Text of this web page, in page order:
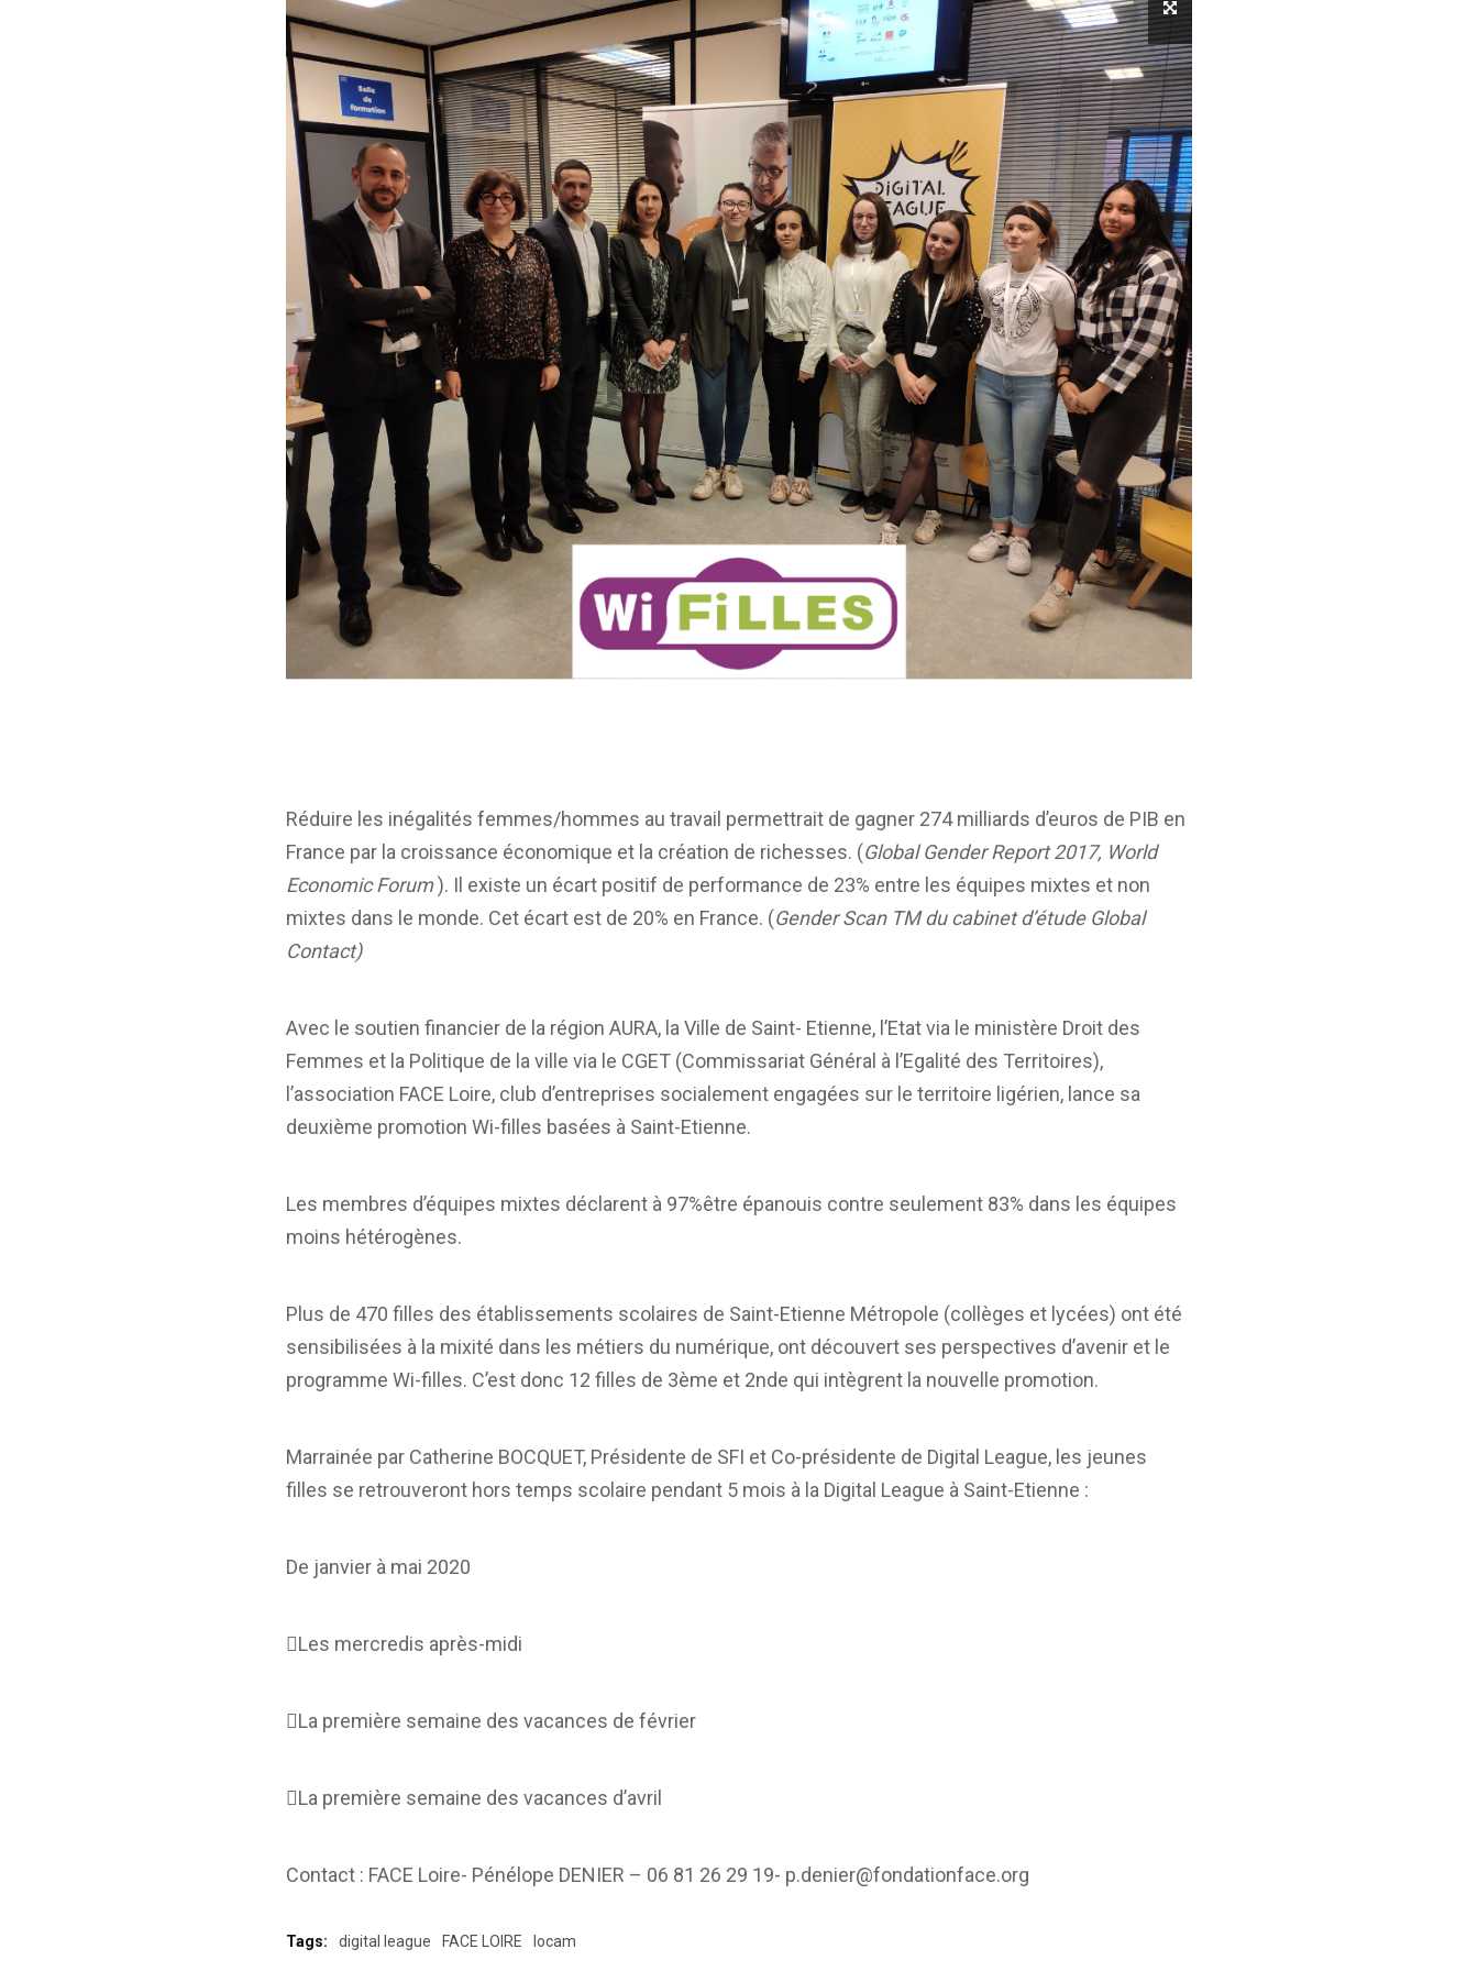
Réduire les inégalités femmes/hommes au travail permettrait de gagner 274 milliards d’euros de PIB en
France par la croissance économique et la création de richesses. (Global Gender Report 2017, World
Economic Forum). Il existe un écart positif de performance de 23% entre les équipes mixtes et non
mixtes dans le monde. Cet écart est de 20% en France. (Gender Scan TM du cabinet d’étude Global
Contact)
Avec le soutien financier de la région AURA, la Ville de Saint- Etienne, l’Etat via le ministère Droit des
Femmes et la Politique de la ville via le CGET (Commissariat Général à l’Egalité des Territoires),
l’association FACE Loire, club d’entreprises socialement engagées sur le territoire ligérien, lance sa
deuxième promotion Wi-filles basées à Saint-Etienne.
Les membres d’équipes mixtes déclarent à 97%être épanouis contre seulement 83% dans les équipes
moins hétérogènes.
Plus de 470 filles des établissements scolaires de Saint-Etienne Métropole (collèges et lycées) ont été
sensibilisées à la mixité dans les métiers du numérique, ont découvert ses perspectives d’avenir et le
programme Wi-filles. C’est donc 12 filles de 3ème et 2nde qui intègrent la nouvelle promotion.
Marrainée par Catherine BOCQUET, Présidente de SFI et Co-présidente de Digital League, les jeunes
filles se retrouveront hors temps scolaire pendant 5 mois à la Digital League à Saint-Etienne :
De janvier à mai 2020
Les mercredis après-midi
La première semaine des vacances de février
La première semaine des vacances d’avril
Contact : FACE Loire- Pénélope DENIER – 06 81 26 29 19- p.denier@fondationface.org
Tags: digital league FACE LOIRE locam